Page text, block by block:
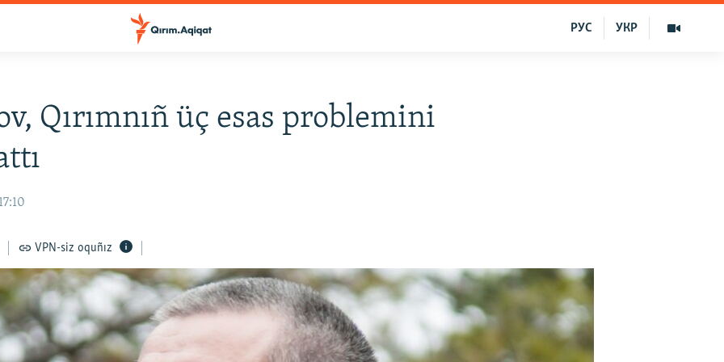
УКР
РУС
Qırımnıñ üç esas problemini
VPN-siz oquñız